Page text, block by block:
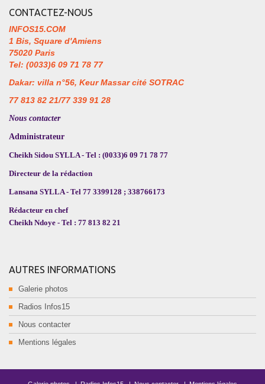
CONTACTEZ-NOUS
INFOS15.COM
1 Bis, Square d'Amiens
75020 Paris
Tel: (0033)6 09 71 78 77
Dakar: villa n°56, Keur Massar cité SOTRAC
77 813 82 21/77 339 91 28
Nous contacter
Administrateur
Cheikh Sidou SYLLA - Tel : (0033)6 09 71 78 77
Directeur de la rédaction
Lansana SYLLA - Tel 77 3399128 ; 338766173
Rédacteur en chef
Cheikh Ndoye - Tel : 77 813 82 21
AUTRES INFORMATIONS
Galerie photos
Radios Infos15
Nous contacter
Mentions légales